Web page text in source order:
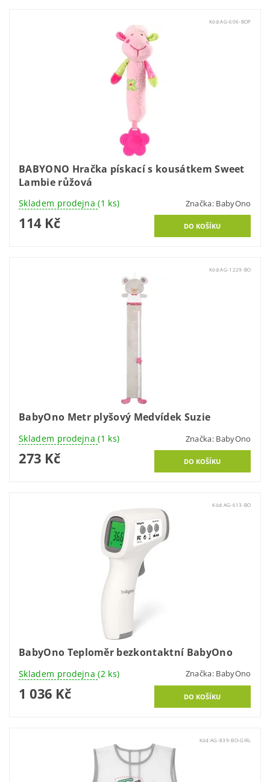
Kód:AG-606-BOP
BABYONO Hračka pískací s kousátkem Sweet
Lambie růžová
Skladem prodejna(1 ks) Značka: BabyOno
114 Kč
Kód:AG-1229-BO
BabyOno Metr plyšový Medvídek Suzie
Skladem prodejna(1 ks) Značka: BabyOno
273 Kč
Kód: AG-613-BO
BabyOno Teploměr bezkontaktní BabyOno
Skladem prodejna(2 ks) Značka: BabyOno
1 036 Kč
Kód:AG-839-BO-GIRL